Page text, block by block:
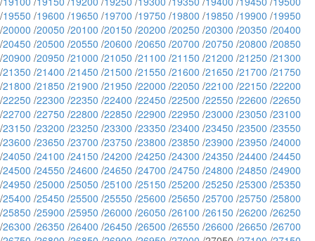
/19550 /19600 /19650 /19700 /19750 /19800 /19850 /19900 /19950
/20000 /20050 /20100 /20150 /20200 /20250 /20300 /20350 /20400
/20450 /20500 /20550 /20600 /20650 /20700 /20750 /20800 /20850
/20900 /20950 /21000 /21050 /21100 /21150 /21200 /21250 /21300
/21350 /21400 /21450 /21500 /21550 /21600 /21650 /21700 /21750
/21800 /21850 /21900 /21950 /22000 /22050 /22100 /22150 /22200
/22250 /22300 /22350 /22400 /22450 /22500 /22550 /22600 /22650
/22700 /22750 /22800 /22850 /22900 /22950 /23000 /23050 /23100
/23150 /23200 /23250 /23300 /23350 /23400 /23450 /23500 /23550
/23600 /23650 /23700 /23750 /23800 /23850 /23900 /23950 /24000
/24050 /24100 /24150 /24200 /24250 /24300 /24350 /24400 /24450
/24500 /24550 /24600 /24650 /24700 /24750 /24800 /24850 /24900
/24950 /25000 /25050 /25100 /25150 /25200 /25250 /25300 /25350
/25400 /25450 /25500 /25550 /25600 /25650 /25700 /25750 /25800
/25850 /25900 /25950 /26000 /26050 /26100 /26150 /26200 /26250
/26300 /26350 /26400 /26450 /26500 /26550 /26600 /26650 /26700